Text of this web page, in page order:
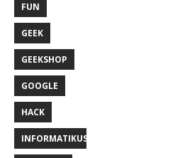
FUN
GEEK
GEEKSHOP
GOOGLE
HACK
INFORMATIKUS